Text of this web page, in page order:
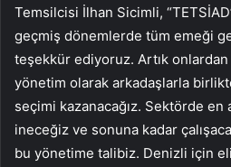
Temsilcisi İlhan Sicimli,
geçmiş dönemlerde tüm emeği
teşekkür ediyoruz. Artık
yönetim olarak arkadaşlarla
seçimi kazanacağız. Sektörde
ineceğiz ve sonuna kadar
bu yönetime talibiz. Denizli için